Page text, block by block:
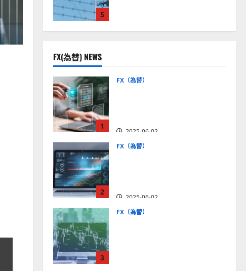
5
2025-12-16
FX(為替) NEWS
1
FX（為替）
2025-06-02
2
FX（為替）
2025-06-02
3
FX（為替）